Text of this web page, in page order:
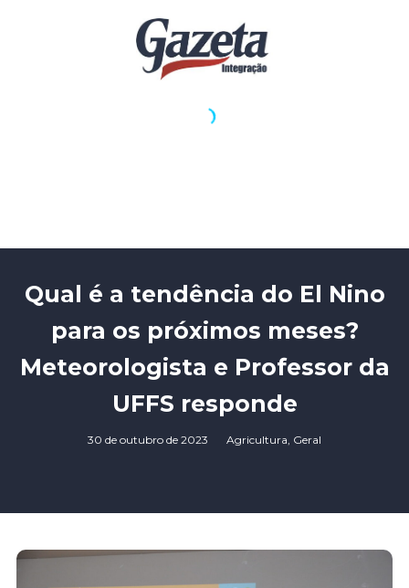
Qual é a tendência do El Nino
para os próximos meses?
Meteorologista e Professor da
UFFS responde
30 de outubro de 2023 Agricultura, Geral